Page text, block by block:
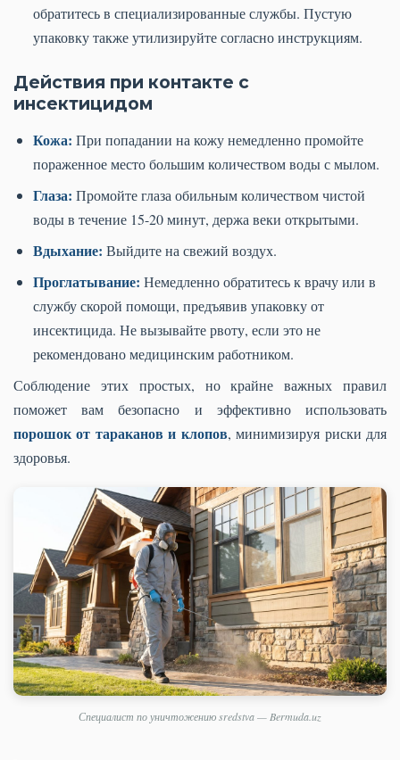
обратитесь в специализированные службы. Пустую
упаковку также утилизируйте согласно инструкциям.
Действия при контакте с
инсектицидом
Кожа: При попадании на кожу немедленно промойте
пораженное место большим количеством воды с мылом.
Глаза: Промойте глаза обильным количеством чистой
воды в течение 15-20 минут, держа веки открытыми.
Вдыхание: Выйдите на свежий воздух.
Проглатывание: Немедленно обратитесь к врачу или в
службу скорой помощи, предъявив упаковку от
инсектицида. Не вызывайте рвоту, если это не
рекомендовано медицинским работником.
Соблюдение этих простых, но крайне важных правил
поможет вам безопасно и эффективно использовать
порошок от тараканов и клопов, минимизируя риски для
здоровья.
Специалист по уничтожению sredstva — Bermuda.uz